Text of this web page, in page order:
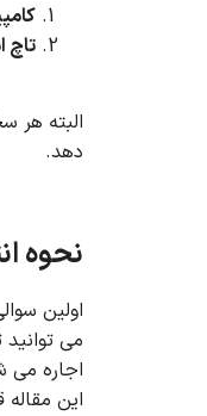
تاچ
البته هر
دهد.
نحوه
اولین
می
اجاره می
این